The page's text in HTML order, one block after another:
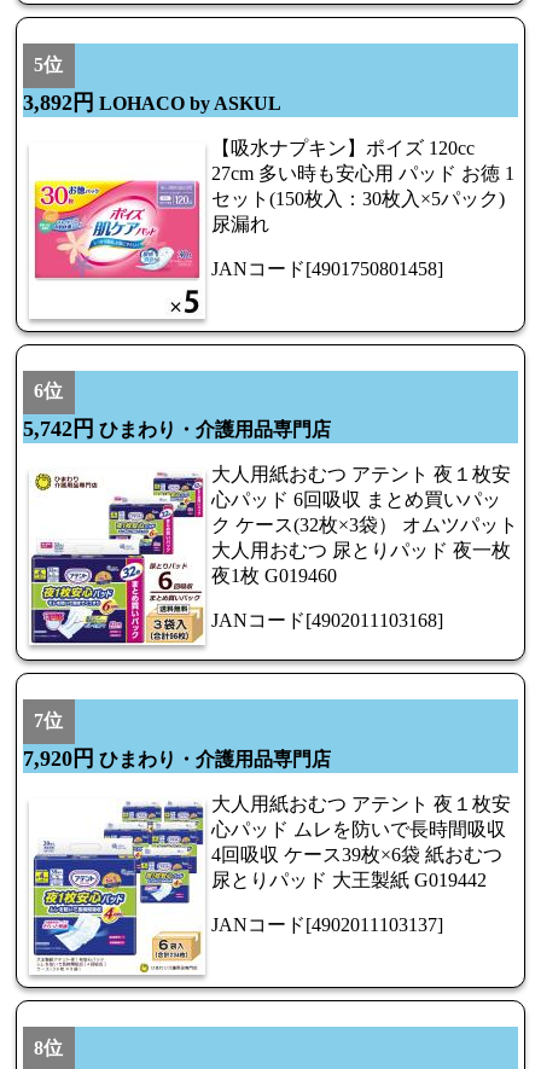
5位
3,892円 LOHACO by ASKUL
【吸水ナプキン】ポイズ 120cc
27cm 多い時も安心用 パッド お徳 1
セット(150枚入：30枚入×5パック)
尿漏れ
JANコード[4901750801458]
6位
5,742円 ひまわり・介護用品専門店
大人用紙おむつ アテント 夜１枚安
心パッド 6回吸収 まとめ買いパッ
ク ケース(32枚×3袋） オムツパット
大人用おむつ 尿とりパッド 夜一枚
夜1枚 G019460
JANコード[4902011103168]
7位
7,920円 ひまわり・介護用品専門店
大人用紙おむつ アテント 夜１枚安
心パッド ムレを防いで長時間吸収
4回吸収 ケース39枚×6袋 紙おむつ
尿とりパッド 大王製紙 G019442
JANコード[4902011103137]
8位